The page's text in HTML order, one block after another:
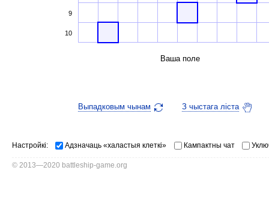
9
10
Ваша поле
Выпадковым чынам З чыстага ліста
Настройкі: Адзначаць «халастыя клеткі» Кампактны чат
© 2013—2020 battleship-game.org